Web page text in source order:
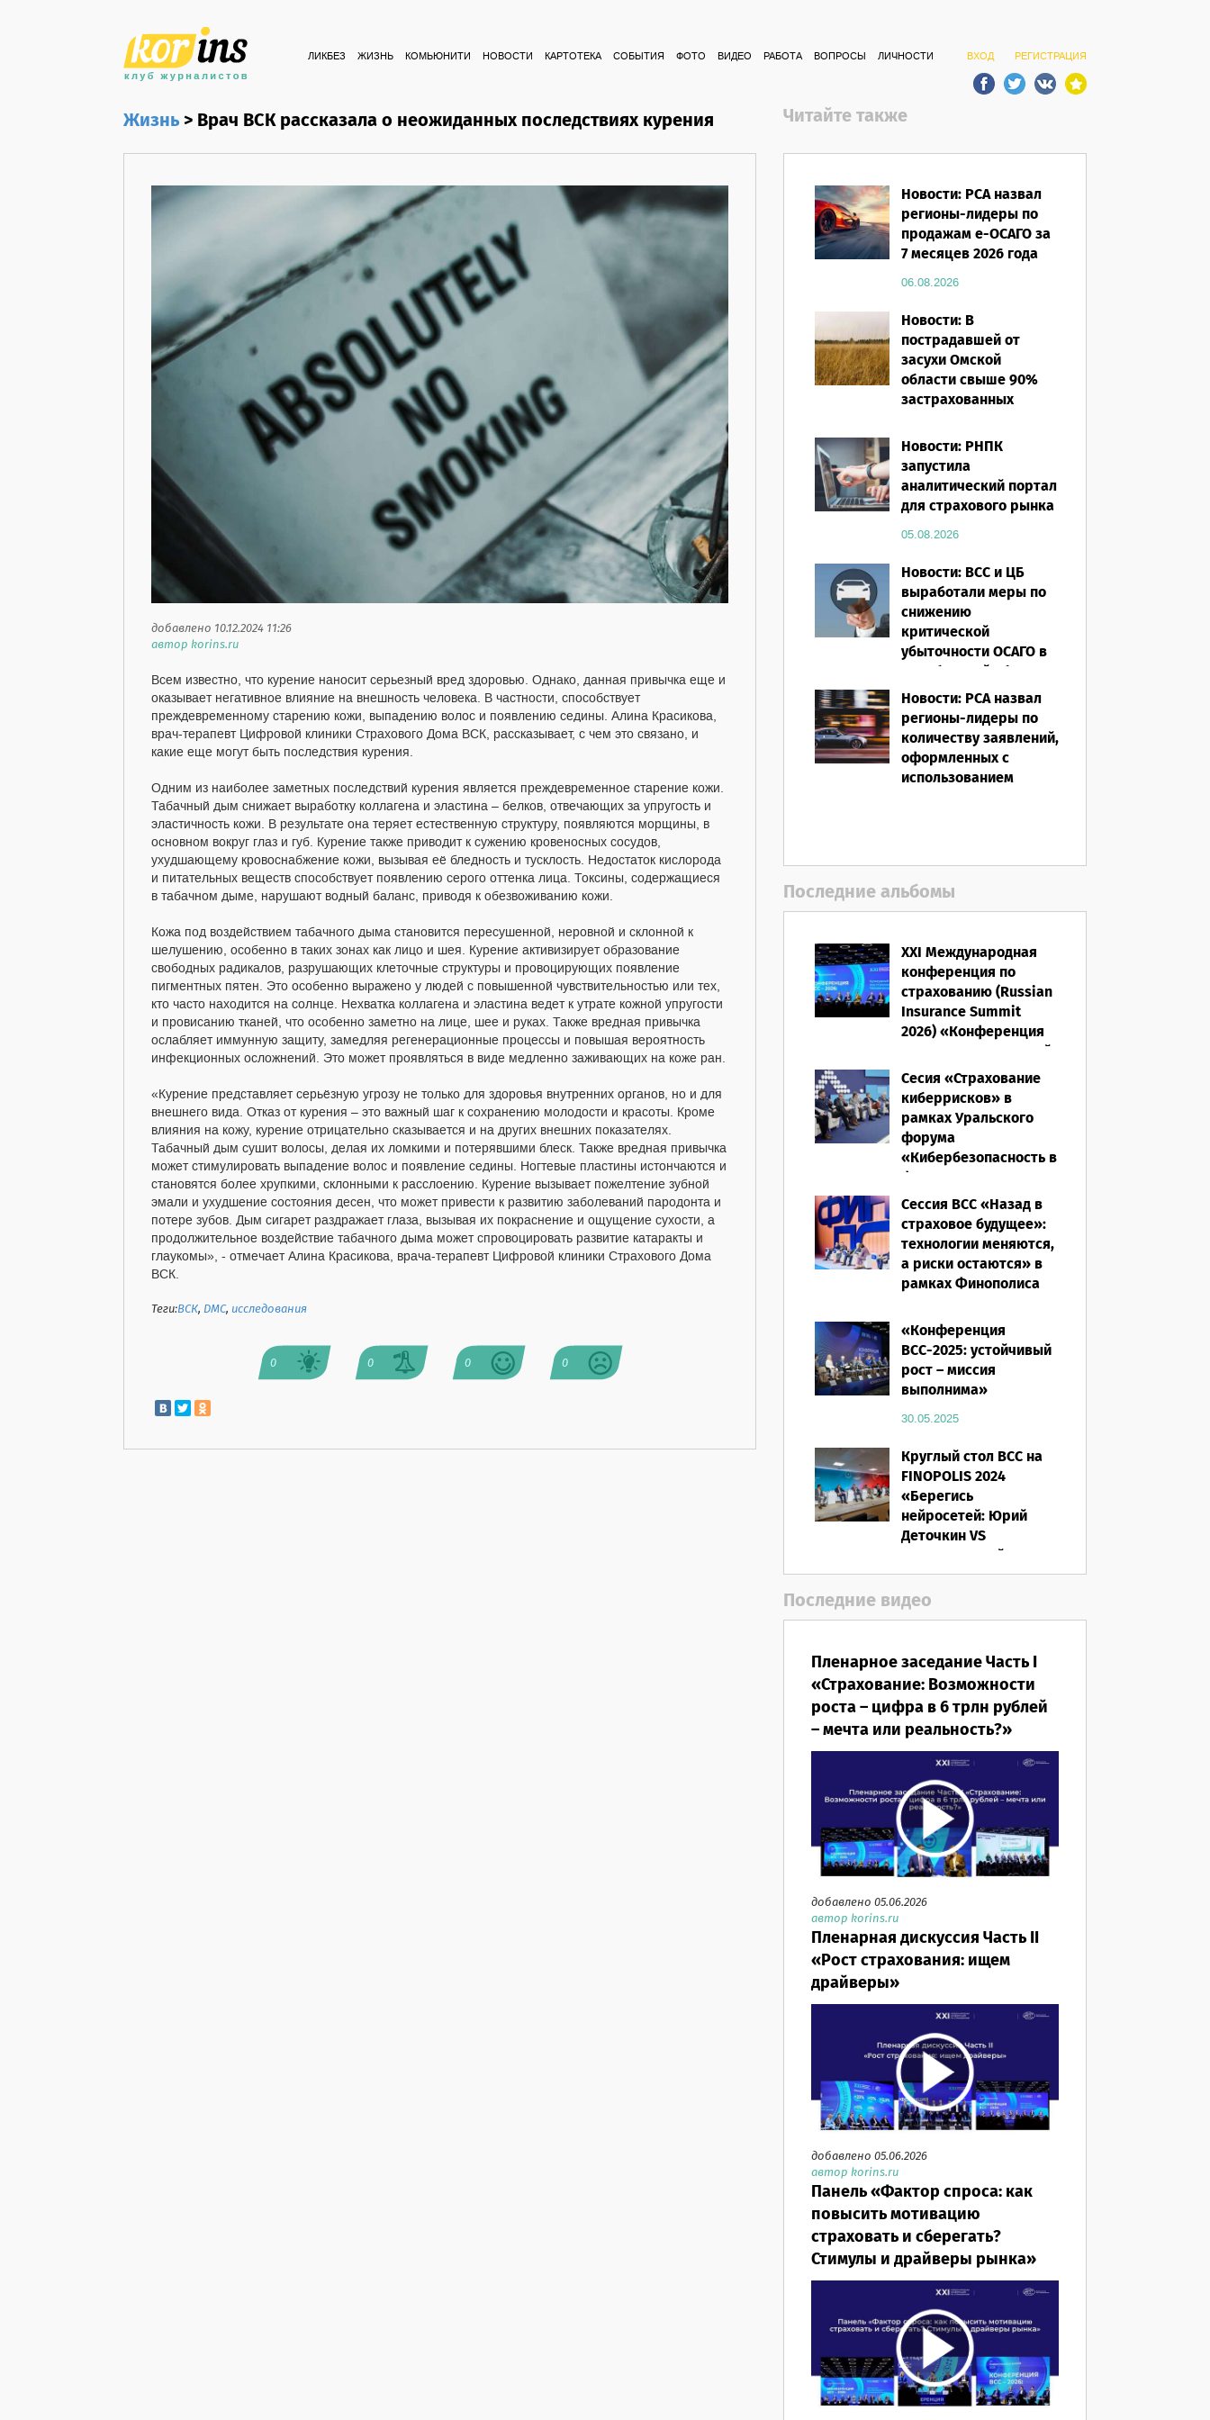
ВХОД РЕГИСТРАЦИЯ
ЛИКБЕЗ ЖИЗНЬ КОМЬЮНИТИ НОВОСТИ КАРТОТЕКА СОБЫТИЯ ФОТО ВИДЕО РАБОТА ВОПРОСЫ ЛИЧНОСТИ
Жизнь>Врач ВСК рассказала о неожиданных последствиях курения
добавлено 10.12.2024 11:26
автор korins.ru
Всем известно, что курение наносит серьезный вред здоровью. Однако, данная привычка еще и
оказывает негативное влияние на внешность человека. В частности, способствует
преждевременному старению кожи, выпадению волос и появлению седины. Алина Красикова,
врач-терапевт Цифровой клиники Страхового Дома ВСК, рассказывает, с чем это связано, и
какие еще могут быть последствия курения.
Одним из наиболее заметных последствий курения является преждевременное старение кожи.
Табачный дым снижает выработку коллагена и эластина – белков, отвечающих за упругость и
эластичность кожи. В результате она теряет естественную структуру, появляются морщины, в
основном вокруг глаз и губ. Курение также приводит к сужению кровеносных сосудов,
ухудшающему кровоснабжение кожи, вызывая её бледность и тусклость. Недостаток кислорода
и питательных веществ способствует появлению серого оттенка лица. Токсины, содержащиеся
в табачном дыме, нарушают водный баланс, приводя к обезвоживанию кожи.
Кожа под воздействием табачного дыма становится пересушенной, неровной и склонной к
шелушению, особенно в таких зонах как лицо и шея. Курение активизирует образование
свободных радикалов, разрушающих клеточные структуры и провоцирующих появление
пигментных пятен. Это особенно выражено у людей с повышенной чувствительностью или тех,
кто часто находится на солнце. Нехватка коллагена и эластина ведет к утрате кожной упругости
и провисанию тканей, что особенно заметно на лице, шее и руках. Также вредная привычка
ослабляет иммунную защиту, замедляя регенерационные процессы и повышая вероятность
инфекционных осложнений. Это может проявляться в виде медленно заживающих на коже ран.
«Курение представляет серьёзную угрозу не только для здоровья внутренних органов, но и для
внешнего вида. Отказ от курения – это важный шаг к сохранению молодости и красоты. Кроме
влияния на кожу, курение отрицательно сказывается и на других внешних показателях.
Табачный дым сушит волосы, делая их ломкими и потерявшими блеск. Также вредная привычка
может стимулировать выпадение волос и появление седины. Ногтевые пластины истончаются и
становятся более хрупкими, склонными к расслоению. Курение вызывает пожелтение зубной
эмали и ухудшение состояния десен, что может привести к развитию заболеваний пародонта и
потере зубов. Дым сигарет раздражает глаза, вызывая их покраснение и ощущение сухости, а
продолжительное воздействие табачного дыма может спровоцировать развитие катаракты и
глаукомы», - отмечает Алина Красикова, врача-терапевт Цифровой клиники Страхового Дома
ВСК.
Теги:ВСК, ДМС, исследования
0 0 0 0
Читайте также
Новости: РСА назвал
регионы-лидеры по
продажам е-ОСАГО за
7 месяцев 2026 года
06.08.2026
Новости: В
пострадавшей от
засухи Омской
области свыше 90%
застрахованных
полисом «от ЧС»
05.08.2026
Новости: РНПК
запустила
аналитический портал
для страхового рынка
05.08.2026
Новости: ВСС и ЦБ
выработали меры по
снижению
критической
убыточности ОСАГО в
Челябинской области
05.08.2026
Новости: РСА назвал
регионы-лидеры по
количеству заявлений,
оформленных с
использованием
05.08.2026
Последние альбомы
XXI Международная
конференция по
страхованию (Russian
Insurance Summit
2026) «Конференция
ВСС-2026: Культурный
код страхования/
Человеческий
фактор»
28.05.2026
Сесия «Страхование
киберрисков» в
рамках Уральского
форума
«Кибербезопасность в
финансах» 2026
16.03.2026
Сессия ВСС «Назад в
страховое будущее»:
технологии меняются,
а риски остаются» в
рамках Финополиса
16.03.2026
«Конференция
ВСС-2025: устойчивый
рост – миссия
выполнима»
30.05.2025
Круглый стол ВСС на
FINOPOLIS 2024
«Берегись
нейросетей: Юрий
Деточкин VS
искусственный
интеллект»
12.11.2024
Последние видео
Пленарное заседание Часть I
«Страхование: Возможности
роста – цифра в 6 трлн рублей
– мечта или реальность?»
добавлено 05.06.2026
автор korins.ru
Пленарная дискуссия Часть II
«Рост страхования: ищем
драйверы»
добавлено 05.06.2026
автор korins.ru
Панель «Фактор спроса: как
повысить мотивацию
страховать и сберегать?
Стимулы и драйверы рынка»